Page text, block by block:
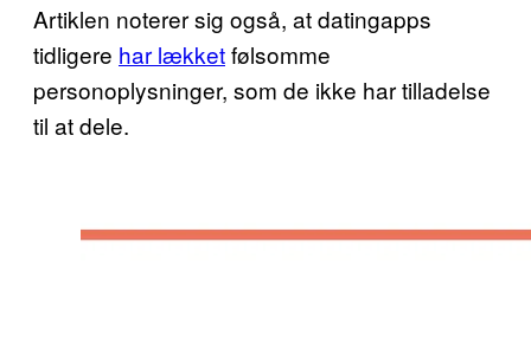
Artiklen noterer sig også, at datingapps
tidligere har lækketfølsomme
personoplysninger, som de ikke har tilladelse
til at dele.